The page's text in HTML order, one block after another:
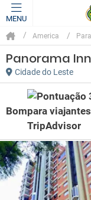
MENU
America
Panorama Inn
Cidade do Leste
Bom